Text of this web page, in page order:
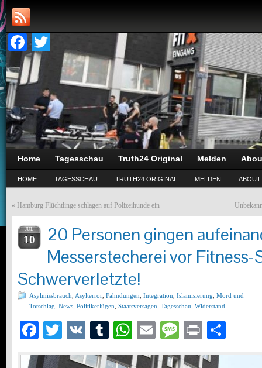
Facebook
Home Tagesschau Truth24 Original Melden
HOME TAGESSCHAU TRUTH24 ORIGINAL MELDEN ABOUT
« Hamburg Flüchtlinge schlagen auf Polizeihunde ein
JUL
10
20 Personen gingen
Messerstecherei vor Fitness-
Schwerverletzte!
Asylmissbrauch Asylterror Fahndungen Integration Islamisierung Mord und
Totschlag News Politikerlügen Staatsversagen Tagesschau Widerstand
Facebook
Twitter
VK Tumblr
WhatsApp
EmailMessage
Print